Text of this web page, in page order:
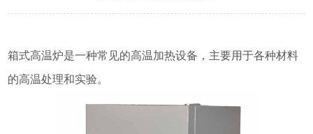
箱式高温炉是一种常见的高温加热设备，主要用于各种材料
的高温处理和实验。